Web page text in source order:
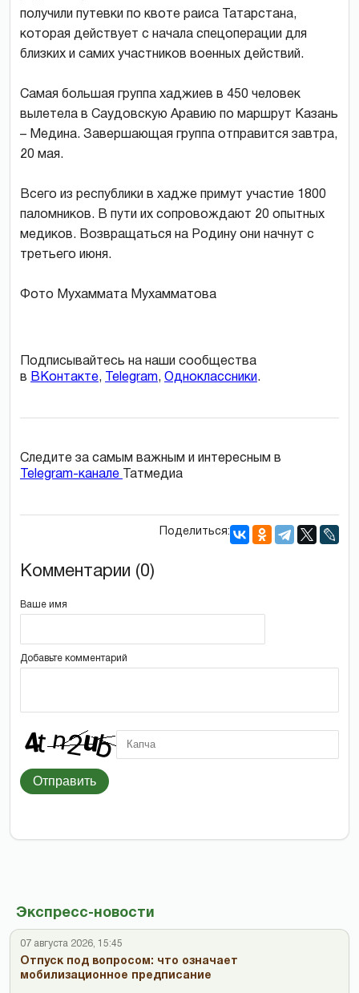
Экспресс-новости
07 августа 2026, 15:45
Отпуск под вопросом: что означает
мобилизационное предписание
получили путевки по квоте раиса Татарстана,
которая действует с начала спецоперации для
близких и самих участников военных действий.
Самая большая группа хаджиев в 450 человек
вылетела в Саудовскую Аравию по маршрут Казань
– Медина. Завершающая группа отправится завтра,
20 мая.
Всего из республики в хадже примут участие 1800
паломников. В пути их сопровождают 20 опытных
медиков. Возвращаться на Родину они начнут с
третьего июня.
Фото Мухаммата Мухамматова
Подписывайтесь на наши сообщества
в ВКонтакте, Telegram, Одноклассники.
Следите за самым важным и интересным в
Telegram-канале
Татмедиа
Поделиться:
Комментарии (0)
Ваше имя
Добавьте комментарий
Отправить